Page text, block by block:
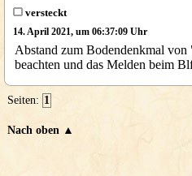
versteckt
14. April 2021, um 06:37:09 Uhr
Abstand zum Bodendenkmal
beachten und das Melden beim
Seiten: 1
Nach oben ▲